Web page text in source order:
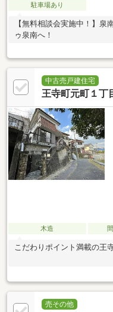
駐車場あり
【無料相談会実施中！】泉
ゥ泉南へ！
中古売戸建住宅
王寺町元町１丁
木造
こだわりポイント満載の王
売その他